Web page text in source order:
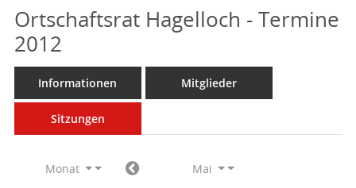
Ortschaftsrat Hagelloch - Termine
2012
Informationen Mitglieder
Sitzungen
Monat
Mai